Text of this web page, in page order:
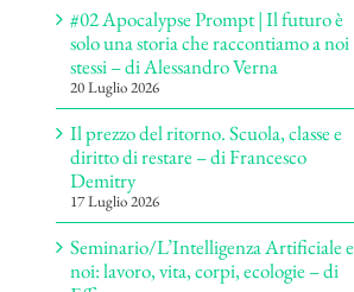
#02 Apocalypse Prompt | Il futuro è
solo una storia che raccontiamo a noi
stessi – di Alessandro Verna
20 Luglio 2026
Il prezzo del ritorno. Scuola, classe e
diritto di restare – di Francesco
Demitry
17 Luglio 2026
Seminario/L’Intelligenza Artificiale e
noi: lavoro, vita, corpi, ecologie – di